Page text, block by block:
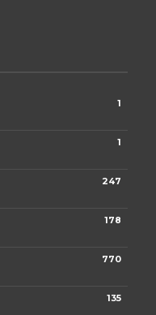
1
1
247
178
770
135